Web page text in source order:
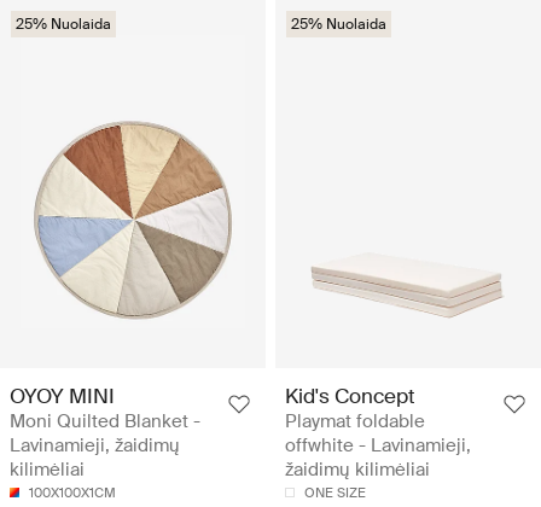
25% Nuolaida
OYOY MINI
Moni Quilted Blanket -
Lavinamieji, žaidimų
kilimėliai
100X100X1CM
25% Nuolaida
Kid's Concept
Playmat foldable
offwhite - Lavinamieji,
žaidimų kilimėliai
ONE SIZE